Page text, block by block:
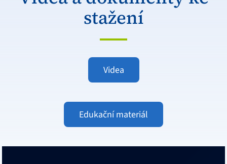
stažení
Videa
Edukační materiál